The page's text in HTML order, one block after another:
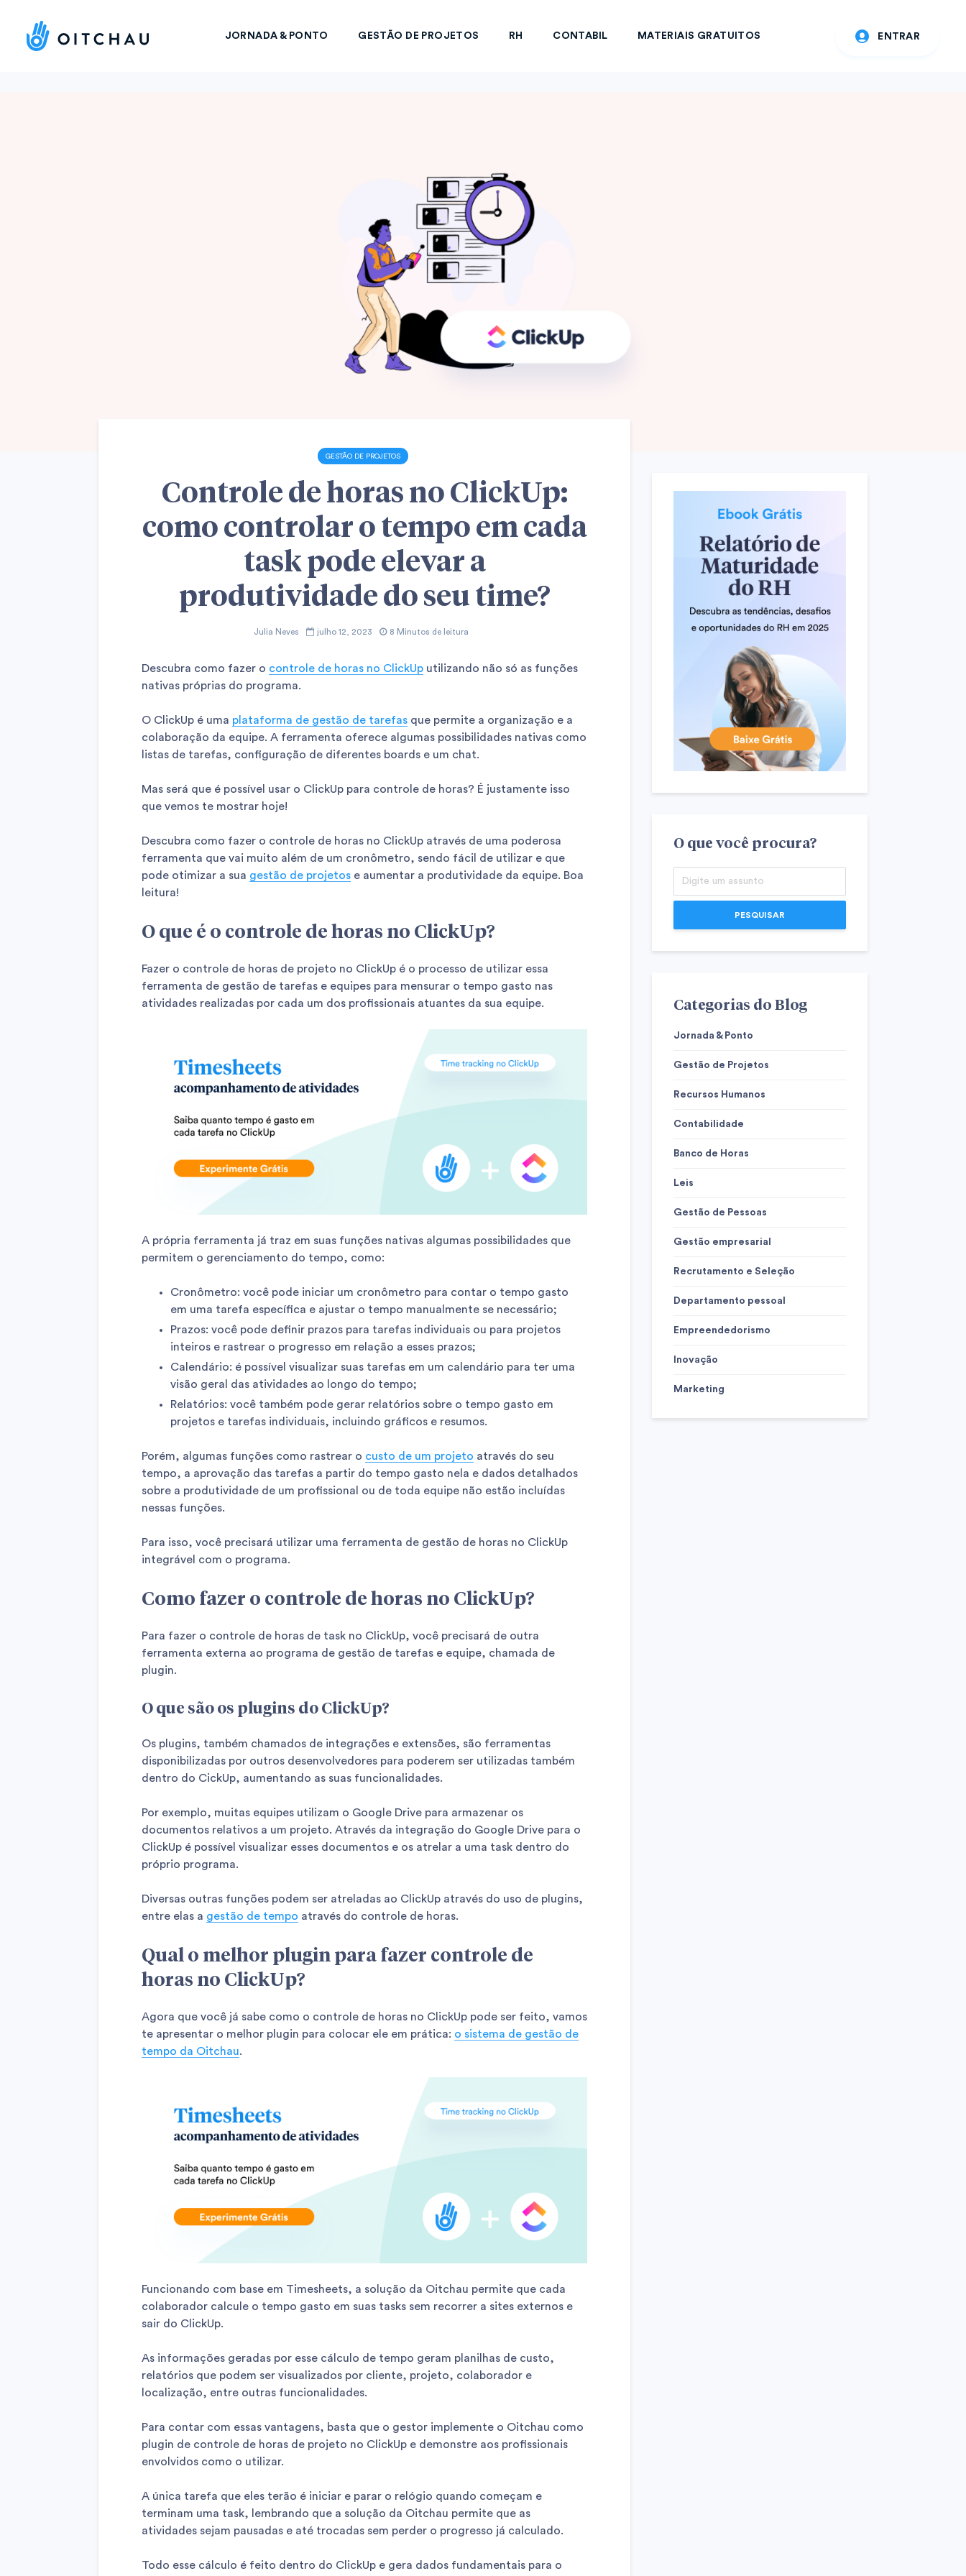
JORNADA & PONTO GESTÃO DE PROJETOS RH CONTABIL MATERIAIS GRATUITOS ENTRAR
GESTÃO DE PROJETOS
Controle de horas no ClickUp:
como controlar o tempo em cada
task pode elevar a
produtividade do seu time?
Julia Neves julho 12, 2023 8 Minutos de leitura
Descubra como fazer o controle de horas no ClickUp utilizando não só as funções
nativas próprias do programa.
O ClickUp é uma plataforma de gestão de tarefas que permite a organização e a
colaboração da equipe. A ferramenta oferece algumas possibilidades nativas como
listas de tarefas, configuração de diferentes boards e um chat.
Mas será que é possível usar o ClickUp para controle de horas? É justamente isso
que vemos te mostrar hoje!
Descubra como fazer o controle de horas no ClickUp através de uma poderosa
ferramenta que vai muito além de um cronômetro, sendo fácil de utilizar e que
pode otimizar a sua gestão de projetos e aumentar a produtividade da equipe. Boa
leitura!
O que é o controle de horas no ClickUp?
Fazer o controle de horas de projeto no ClickUp é o processo de utilizar essa
ferramenta de gestão de tarefas e equipes para mensurar o tempo gasto nas
atividades realizadas por cada um dos profissionais atuantes da sua equipe.
A própria ferramenta já traz em suas funções nativas algumas possibilidades que
permitem o gerenciamento do tempo, como:
Cronômetro: você pode iniciar um cronômetro para contar o tempo gasto
em uma tarefa específica e ajustar o tempo manualmente se necessário;
Prazos: você pode definir prazos para tarefas individuais ou para projetos
inteiros e rastrear o progresso em relação a esses prazos;
Calendário: é possível visualizar suas tarefas em um calendário para ter uma
visão geral das atividades ao longo do tempo;
Relatórios: você também pode gerar relatórios sobre o tempo gasto em
projetos e tarefas individuais, incluindo gráficos e resumos.
Porém, algumas funções como rastrear o custo de um projeto através do seu
tempo, a aprovação das tarefas a partir do tempo gasto nela e dados detalhados
sobre a produtividade de um profissional ou de toda equipe não estão incluídas
nessas funções.
Para isso, você precisará utilizar uma ferramenta de gestão de horas no ClickUp
integrável com o programa.
Como fazer o controle de horas no ClickUp?
Para fazer o controle de horas de task no ClickUp, você precisará de outra
ferramenta externa ao programa de gestão de tarefas e equipe, chamada de
plugin.
O que são os plugins do ClickUp?
Os plugins, também chamados de integrações e extensões, são ferramentas
disponibilizadas por outros desenvolvedores para poderem ser utilizadas também
dentro do CickUp, aumentando as suas funcionalidades.
Por exemplo, muitas equipes utilizam o Google Drive para armazenar os
documentos relativos a um projeto. Através da integração do Google Drive para o
ClickUp é possível visualizar esses documentos e os atrelar a uma task dentro do
próprio programa.
Diversas outras funções podem ser atreladas ao ClickUp através do uso de plugins,
entre elas a gestão de tempo através do controle de horas.
Qual o melhor plugin para fazer controle de
horas no ClickUp?
Agora que você já sabe como o controle de horas no ClickUp pode ser feito, vamos
te apresentar o melhor plugin para colocar ele em prática: o sistema de gestão de
tempo da Oitchau.
Funcionando com base em Timesheets, a solução da Oitchau permite que cada
colaborador calcule o tempo gasto em suas tasks sem recorrer a sites externos e
sair do ClickUp.
As informações geradas por esse cálculo de tempo geram planilhas de custo,
relatórios que podem ser visualizados por cliente, projeto, colaborador e
localização, entre outras funcionalidades.
Para contar com essas vantagens, basta que o gestor implemente o Oitchau como
plugin de controle de horas de projeto no ClickUp e demonstre aos profissionais
envolvidos como o utilizar.
A única tarefa que eles terão é iniciar e parar o relógio quando começam e
terminam uma task, lembrando que a solução da Oitchau permite que as
atividades sejam pausadas e até trocadas sem perder o progresso já calculado.
Todo esse cálculo é feito dentro do ClickUp e gera dados fundamentais para o
O que você procura?
PESQUISAR
Categorias do Blog
Jornada & Ponto
Gestão de Projetos
Recursos Humanos
Contabilidade
Banco de Horas
Leis
Gestão de Pessoas
Gestão empresarial
Recrutamento e Seleção
Departamento pessoal
Empreendedorismo
Inovação
Marketing